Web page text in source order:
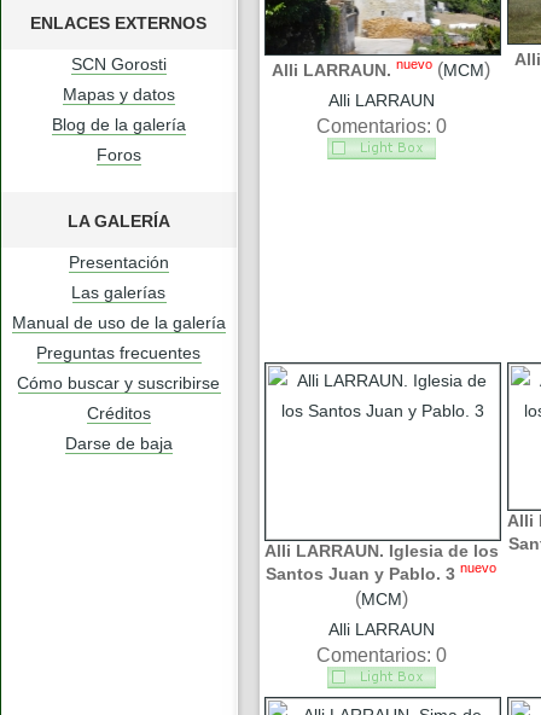
ENLACES EXTERNOS
SCN Gorosti
Mapas y datos
Blog de la galería
Foros
LA GALERÍA
Presentación
Las galerías
Manual de uso de la galería
Preguntas frecuentes
Cómo buscar y suscribirse
Créditos
Darse de baja
Alli LARRAUN. nuevo (MCM)
Alli LARRAUN
Comentarios: 0
Alli LARRAUN. Iglesia de los
Santos Juan y Pablo. 3 nuevo
(MCM)
Alli LARRAUN
Comentarios: 0
Alli